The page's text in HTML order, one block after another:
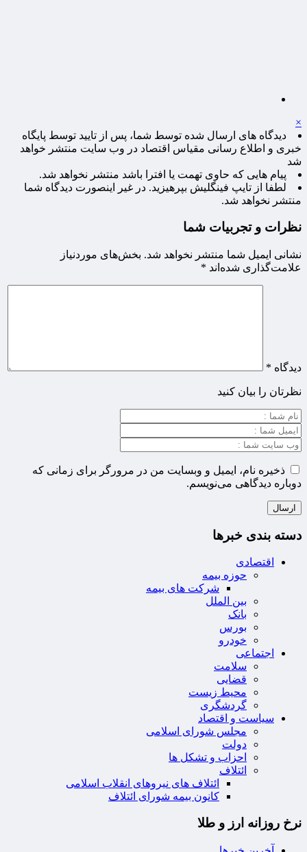
×
دیدگاه های ارسال شده توسط شما، پس از تایید توسط پایگاه
خبری و اطلاع رسانی مقیاس اقتصاد در وب سایت منتشر خواهد
شد
پیام هایی که حاوی تهمت یا افترا باشد منتشر نخواهد شد.
لطفا از تایپ فینگلیش بپرهیزید. در غیر اینصورت دیدگاه شما
منتشر نخواهد شد.
نظرات و تجربیات شما
نشانی ایمیل شما منتشر نخواهد شد. بخش‌های موردنیاز
علامت‌گذاری شده‌اند *
دیدگاه *
نظرتان را بیان کنید
ذخیره نام، ایمیل و وبسایت من در مرورگر برای زمانی که
دوباره دیدگاهی می‌نویسم.
دسته بندی خبرها
اقتصادی
حوزه بیمه
شرکت های بیمه
بین الملل
بانک
بورس
خودرو
اجتماعی
سلامت
قضایی
محیط زیست
گردشگری
سیاست و اقتصاد
مجلس شورای اسلامی
دولت
احزاب و تشکل ها
ائتلاف
ائتلاف های نیروهای انقلاب اسلامی
کانون بیمه شورای ائتلاف
نرخ روزانه ارز و طلا